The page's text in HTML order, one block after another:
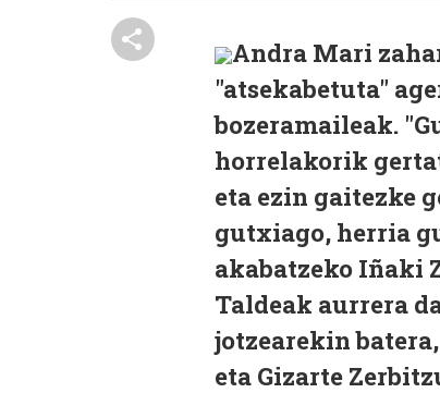
Andra Mari
"atsekabetuta"
bozeramaileak.
horrelakorik
eta ezin gaitezke
gutxiago, herria
akabatzeko Iñaki
Taldeak aurrera
jotzearekin
eta Gizarte